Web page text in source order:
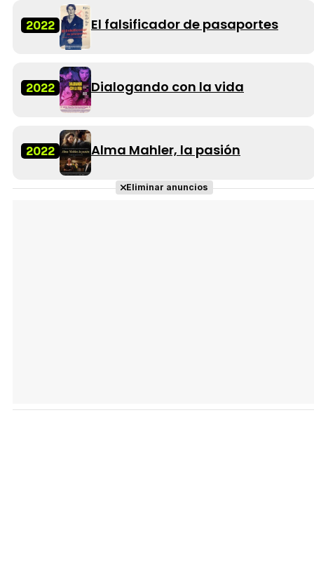
2022 El falsificador de pasaportes
2022 Dialogando con la vida
2022 Alma Mahler, la pasión
Eliminar anuncios